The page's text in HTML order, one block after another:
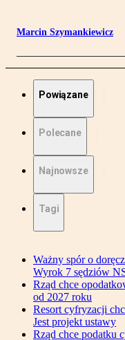
Marcin Szymankiewicz
Powiązane
Polecane
Najnowsze
Tagi
Ważny spór o
Wyrok 7 sędziów
Rząd chce
od 2027 roku
Resort cyfryzacji
Jest projekt ustawy
Rząd chce podatku